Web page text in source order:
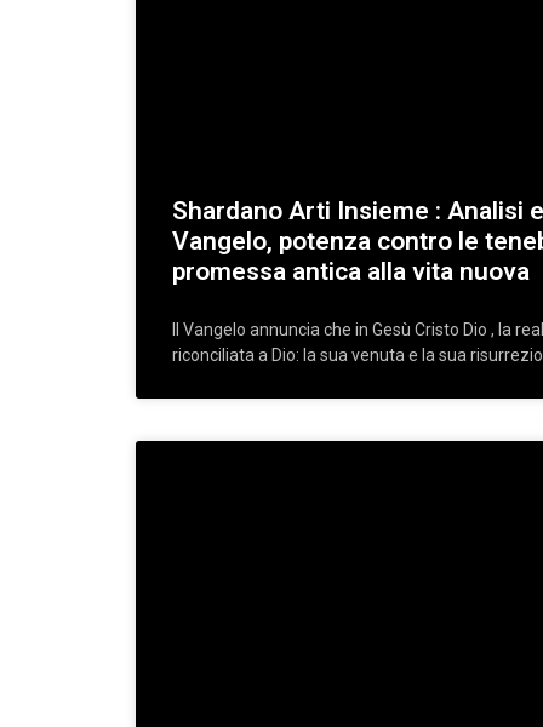
Shardano Arti Insieme : Analisi
Vangelo, potenza contro le
promessa antica alla vita nuova
Il Vangelo annuncia che in Gesù Cristo Dio , la
riconciliata a Dio: la sua venuta e la sua